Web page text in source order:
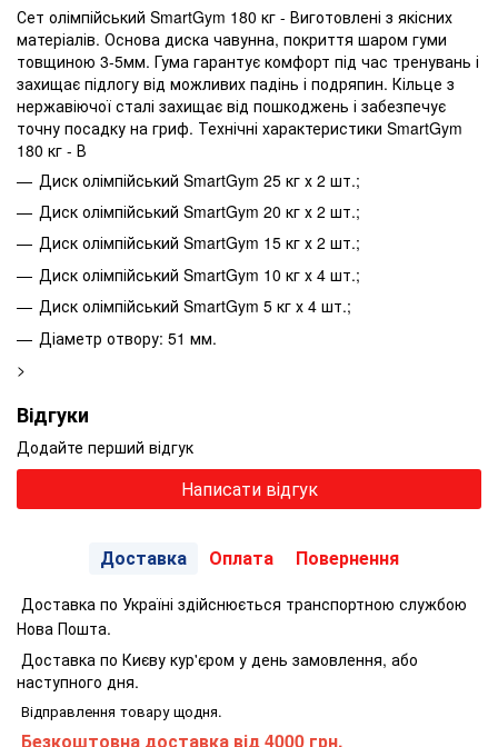
Сет олімпійський SmartGym 180 кг - Виготовлені з якісних
матеріалів. Основа диска чавунна, покриття шаром гуми
товщиною 3-5мм. Гума гарантує комфорт під час тренувань і
захищає підлогу від можливих падінь і подряпин. Кільце з
нержавіючої сталі захищає від пошкоджень і забезпечує
точну посадку на гриф. Технічні характеристики SmartGym
180 кг - В
Диск олімпійський SmartGym 25 кг х 2 шт.;
Диск олімпійський SmartGym 20 кг х 2 шт.;
Диск олімпійський SmartGym 15 кг х 2 шт.;
Диск олімпійський SmartGym 10 кг х 4 шт.;
Диск олімпійський SmartGym 5 кг х 4 шт.;
Діаметр отвору: 51 мм.
>
Відгуки
Додайте перший відгук
Написати відгук
Доставка Оплата Повернення
Доставка по Україні здійснюється транспортною службою
Нова Пошта.
Доставка по Києву кур'єром у день замовлення, або
наступного дня.
Відправлення товару щодня.
Безкоштовна доставка від 4000 грн.